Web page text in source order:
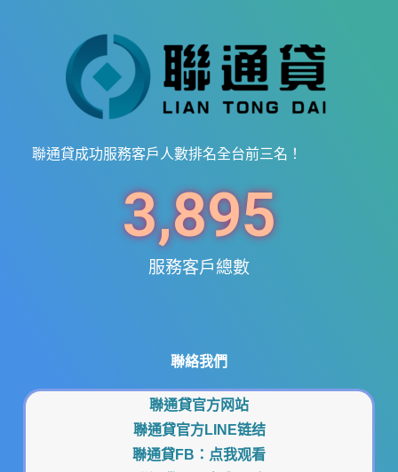
聯通貸成功服務客戶人數排名全台前三名！
服務客戶總數
3,895
聯絡我們
聯通貸官方网站
聯通貸官方LINE链结
聯通貸FB： 点我观看